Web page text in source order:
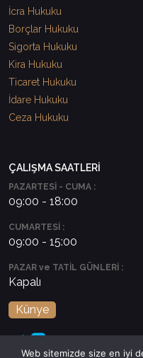
İcra Hukuku
Borçlar Hukuku
Sigorta Hukuku
Kira Hukuku
Ticaret Hukuku
İdare Hukuku
Ceza Hukuku
ÇALIŞMA SAATLERİ
PAZARTESİ - CUMA :
09:00 - 18:00
CUMARTESİ :
09:00 - 15:00
PAZAR ve TATİL GÜNLERİ :
Kapalı
Künye
Web sitemizde size en iyi